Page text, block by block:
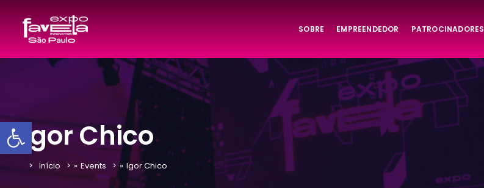
Barra de Ferramentas Aberta
SOBRE EMPREENDEDOR PATROCINADORES
Igor Chico
Início » Events » Igor Chico